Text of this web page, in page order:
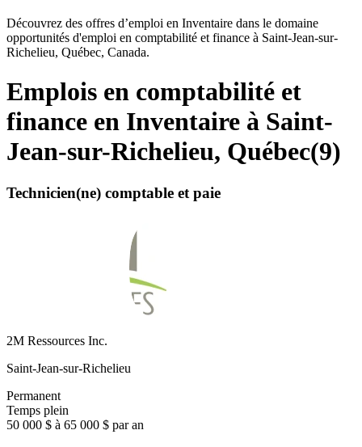
Découvrez des offres d’emploi en Inventaire dans le domaine
opportunités d'emploi en comptabilité et finance à Saint-Jean-sur-
Richelieu, Québec, Canada.
Emplois en comptabilité et
finance en Inventaire à Saint-
Jean-sur-Richelieu, Québec(9)
Technicien(ne) comptable et paie
2M Ressources Inc.
Saint-Jean-sur-Richelieu
Permanent
Temps plein
50 000 $ à 65 000 $ par an